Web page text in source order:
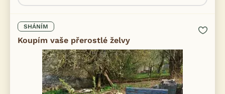
SHÁNÍM
Koupím vaše přerostlé želvy